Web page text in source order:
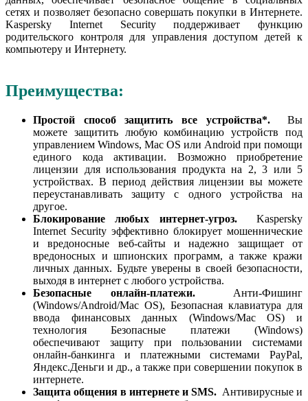
сетях и позволяет безопасно совершать покупки в Интернете.
Kaspersky Internet Security поддерживает функцию
родительского контроля для управления доступом детей к
компьютеру и Интернету.
Преимущества:
Простой способ защитить все устройства*.
Вы
можете защитить любую комбинацию устройств под
управлением Windows, Mac OS или Android при помощи
единого кода активации. Возможно приобретение
лицензии для использования продукта на 2, 3 или 5
устройствах. В период действия лицензии вы можете
переустанавливать защиту с одного устройства на
другое.
Блокирование любых интернет-угроз.
Kaspersky
Internet Security эффективно блокирует мошеннические
и вредоносные веб-сайты и надежно защищает от
вредоносных и шпионских программ, а также кражи
личных данных. Будьте уверены в своей безопасности,
выходя в интернет с любого устройства.
Безопасные онлайн-платежи.Анти-Фишинг
(Windows/Android/Mac OS), Безопасная клавиатура для
ввода финансовых данных (Windows/Mac OS) и
технология Безопасные платежи (Windows)
обеспечивают защиту при пользовании системами
онлайн-банкинга и платежными системами PayPal,
Яндекс.Деньги и др., а также при совершении покупок в
интернете.
Защита общения в интернете и SMS. Антивирусные и